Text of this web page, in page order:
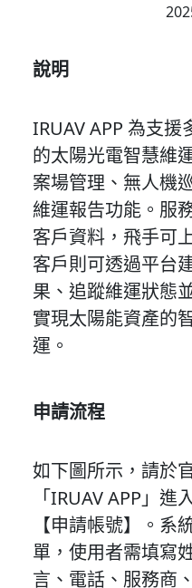
說明
IRUAV APP 為支
的太陽光電智慧維
案場管理、無人機
維運報告功能。服
客戶資料，飛手可
客戶則可透過平台
果、追蹤維運狀態
實現太陽能資產的
運。
申請流程
如下圖所示，請於
「IRUAV APP」
【申請帳號】。系
單，使用者需填寫
言、電話、服務商